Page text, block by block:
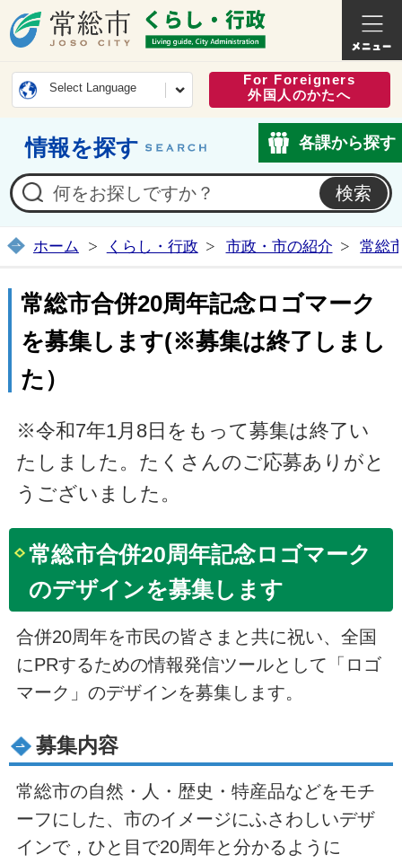
常総市公式ホームページ
くらし
Select Language
For Foreigners
外国人のかたへ
情報を探す 各課から探す
ホーム くらし・行政 市政・市の紹介 常総
常総市合併20周年記念ロゴマーク
を募集します(※募集は終了しまし
た）
※令和7年1月8日をもって募集は終了い
たしました。たくさんのご応募ありがと
うございました。
常総市合併20周年記念ロゴマーク
のデザインを募集します
合併20周年を市民の皆さまと共に祝い、全国
にPRするための情報発信ツールとして「ロゴ
マーク」のデザインを募集します。
募集内容
常総市の自然・人・歴史・特産品などをモチ
ーフにした、市のイメージにふさわしいデザ
インで，ひと目で20周年と分かるように